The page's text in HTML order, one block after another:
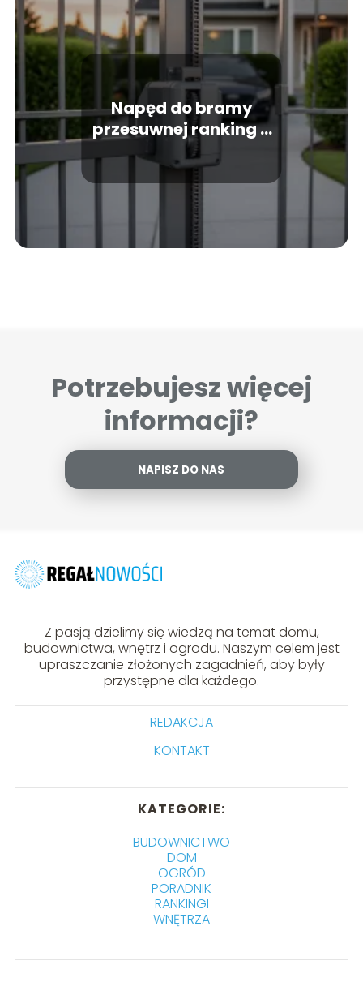
Napęd do bramy
przesuwnej ranking –
jaki napęd wybrać?
Potrzebujesz więcej
informacji?
NAPISZ DO NAS
Z pasją dzielimy się wiedzą na temat domu,
budownictwa, wnętrz i ogrodu. Naszym celem jest
upraszczanie złożonych zagadnień, aby były
przystępne dla każdego.
REDAKCJA
KONTAKT
KATEGORIE:
BUDOWNICTWO
DOM
OGRÓD
PORADNIK
RANKINGI
WNĘTRZA